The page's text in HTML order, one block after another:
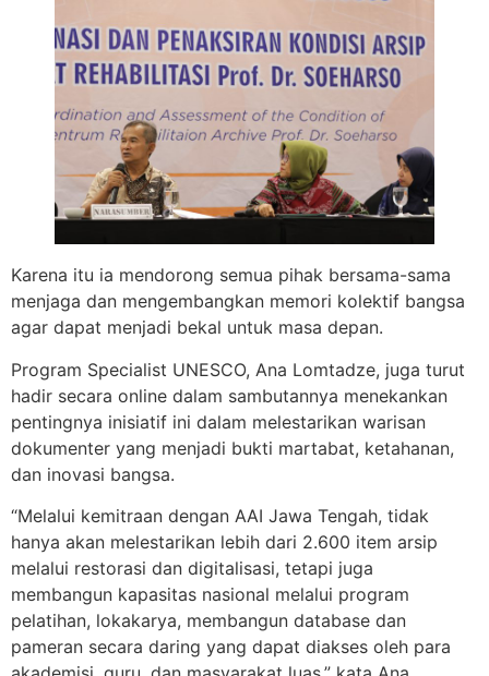
Karena itu ia mendorong semua pihak bersama-sama
menjaga dan mengembangkan memori kolektif bangsa
agar dapat menjadi bekal untuk masa depan.
Program Specialist UNESCO, Ana Lomtadze, juga turut
hadir secara online dalam sambutannya menekankan
pentingnya inisiatif ini dalam melestarikan warisan
dokumenter yang menjadi bukti martabat, ketahanan,
dan inovasi bangsa.
“Melalui kemitraan dengan AAI Jawa Tengah, tidak
hanya akan melestarikan lebih dari 2.600 item arsip
melalui restorasi dan digitalisasi, tetapi juga
membangun kapasitas nasional melalui program
pelatihan, lokakarya, membangun database dan
pameran secara daring yang dapat diakses oleh para